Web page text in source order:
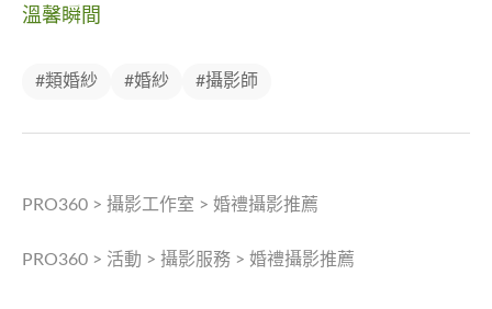
溫馨瞬間
#類婚紗 #婚紗 #攝影師
PRO360 > 攝影工作室 > 婚禮攝影推薦
PRO360 > 活動 > 攝影服務 > 婚禮攝影推薦